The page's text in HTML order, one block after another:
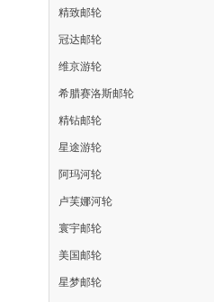
精致邮轮
冠达邮轮
维京游轮
希腊赛洛斯邮轮
精钻邮轮
星途游轮
阿玛河轮
卢芙娜河轮
寰宇邮轮
美国邮轮
星梦邮轮